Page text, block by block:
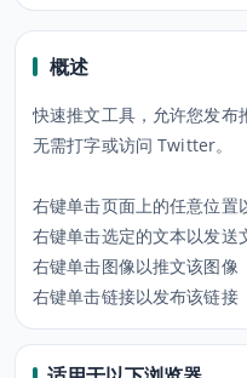
概述
快速推文工具，允许您发布
无需打字或访问 Twitter。
右键单击页面上的任意位置
右键单击选定的文本以发送
右键单击图像以推文该图像
右键单击链接以发布该链接